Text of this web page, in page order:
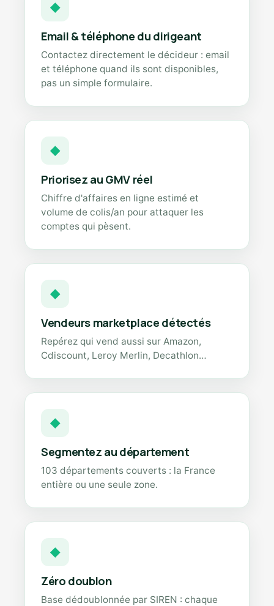
◆
Email & téléphone du dirigeant
Contactez directement le décideur : email
et téléphone quand ils sont disponibles,
pas un simple formulaire.
◆
Priorisez au GMV réel
Chiffre d'affaires en ligne estimé et
volume de colis/an pour attaquer les
comptes qui pèsent.
◆
Vendeurs marketplace détectés
Repérez qui vend aussi sur Amazon,
Cdiscount, Leroy Merlin, Decathlon…
◆
Segmentez au département
103 départements couverts : la France
entière ou une seule zone.
◆
Zéro doublon
Base dédoublonnée par SIREN : chaque